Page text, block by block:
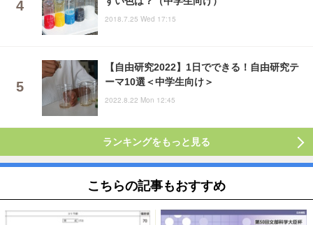
2018.7.25 Wed 17:15
【自由研究2022】1日でできる！自由研究テ
ーマ10選＜中学生向け＞
2022.8.22 Mon 12:45
ランキングをもっと見る
こちらの記事もおすすめ